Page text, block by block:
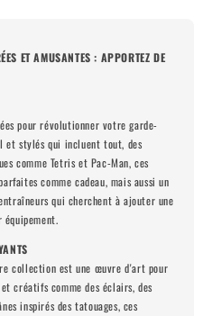
ET AMUSANTES : APPORTEZ DE
pour révolutionner votre garde-
et stylés qui incluent tout, des
comme Tetris et Pac-Man, ces
comme cadeau, mais aussi un
qui cherchent à ajouter une
collection est une œuvre d'art pour
créatifs comme des éclairs, des
inspirés des tatouages, ces